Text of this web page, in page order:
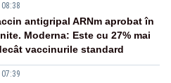
antigripal ARNm aprobat în
Moderna: Este cu 27% mai
vaccinurile standard